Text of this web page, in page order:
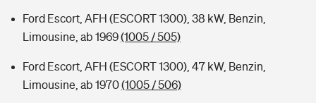
Ford Escort, AFH (ESCORT 1300), 38 kW, Benzin,
Limousine, ab 1969(1005 / 505)
Ford Escort, AFH (ESCORT 1300), 47 kW, Benzin,
Limousine, ab 1970(1005 / 506)